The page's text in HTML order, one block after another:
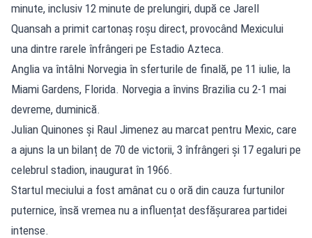
minute, inclusiv 12 minute de prelungiri, după ce Jarell
Quansah a primit cartonaș roșu direct, provocând Mexicului
una dintre rarele înfrângeri pe Estadio Azteca.
Anglia va întâlni Norvegia în sferturile de finală, pe 11 iulie, la
Miami Gardens, Florida. Norvegia a învins Brazilia cu 2-1 mai
devreme, duminică.
Julian Quinones și Raul Jimenez au marcat pentru Mexic, care
a ajuns la un bilanț de 70 de victorii, 3 înfrângeri și 17 egaluri pe
celebrul stadion, inaugurat în 1966.
Startul meciului a fost amânat cu o oră din cauza furtunilor
puternice, însă vremea nu a influențat desfășurarea partidei
intense.